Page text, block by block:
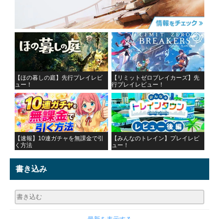
【ほの暮しの庭】先行プレイレビ
ュー！
【リミットゼロブレイカーズ】先
行プレイレビュー！
【速報】10連ガチャを無課金で引
く方法
【みんなのトレイン】プレイレビ
ュー！
書き込み